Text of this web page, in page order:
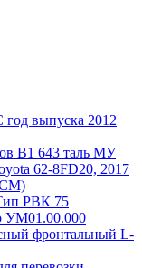
выпуска 2012
В1 643 таль МУ
62-8FD20, 2017
РВК 75
УМ01.00.000
фронтальный L-